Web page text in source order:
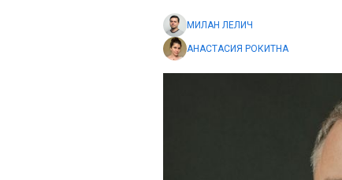
МИЛАН ЛЕЛИЧ
АНАСТАСИЯ РОКИТНА